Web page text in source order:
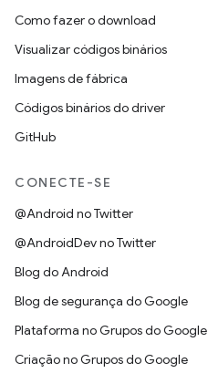
Como fazer o download
Visualizar códigos binários
Imagens de fábrica
Códigos binários do driver
GitHub
CONECTE-SE
@Android no Twitter
@AndroidDev no Twitter
Blog do Android
Blog de segurança do Google
Plataforma no Grupos do Google
Criação no Grupos do Google